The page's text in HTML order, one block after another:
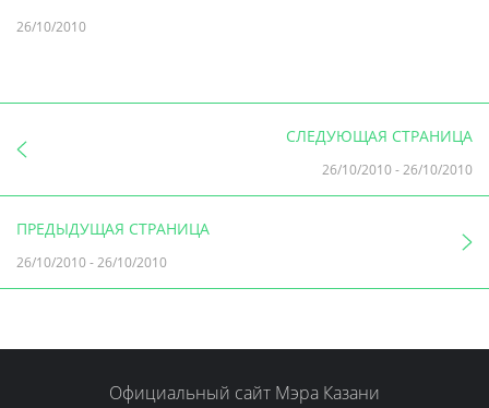
26/10/2010
СЛЕДУЮЩАЯ СТРАНИЦА
26/10/2010-26/10/2010
ПРЕДЫДУЩАЯ СТРАНИЦА
26/10/2010-26/10/2010
Официальный сайт Мэра Казани